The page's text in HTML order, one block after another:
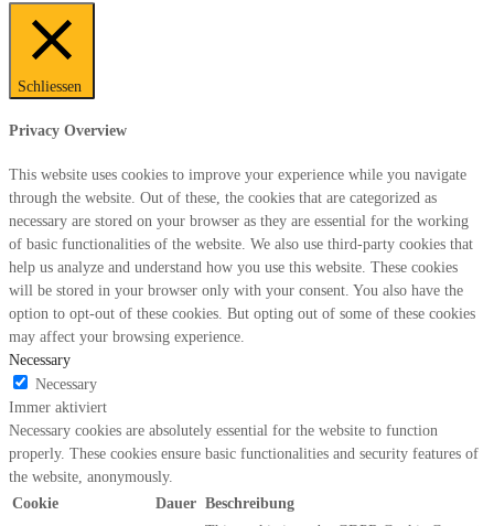
Schliessen
Privacy Overview
This website uses cookies to improve your experience while you navigate
through the website. Out of these, the cookies that are categorized as
necessary are stored on your browser as they are essential for the working
of basic functionalities of the website. We also use third-party cookies that
help us analyze and understand how you use this website. These cookies
will be stored in your browser only with your consent. You also have the
option to opt-out of these cookies. But opting out of some of these cookies
may affect your browsing experience.
Necessary
Necessary
Immer aktiviert
Necessary cookies are absolutely essential for the website to function
properly. These cookies ensure basic functionalities and security features of
the website, anonymously.
Cookie
Dauer Beschreibung